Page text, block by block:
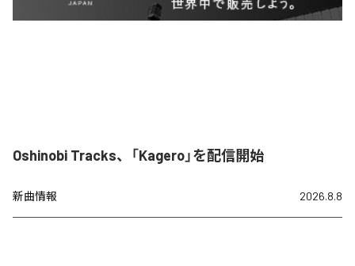
Oshinobi Tracks、「Kagero」を配信開始
新曲情報 2026.8.8